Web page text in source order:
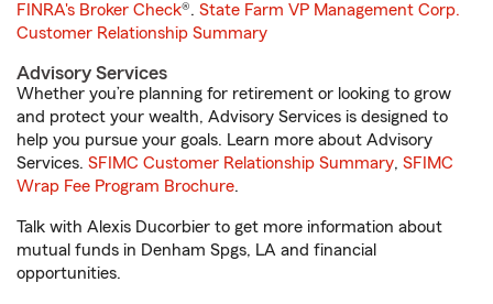
FINRA's Broker Check®. State Farm VP Management Corp.
Customer Relationship Summary
Advisory Services
Whether you’re planning for retirement or looking to grow
and protect your wealth, Advisory Services is designed to
help you pursue your goals. Learn more about Advisory
Services. SFIMC Customer Relationship Summary, SFIMC
Wrap Fee Program Brochure.
Talk with Alexis Ducorbier to get more information about
mutual funds in Denham Spgs, LA and financial
opportunities.